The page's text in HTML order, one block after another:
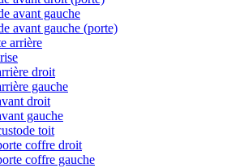
avant gauche
avant gauche (porte)
arrière
droit
gauche
droit
gauche
toit
coffre droit
coffre gauche